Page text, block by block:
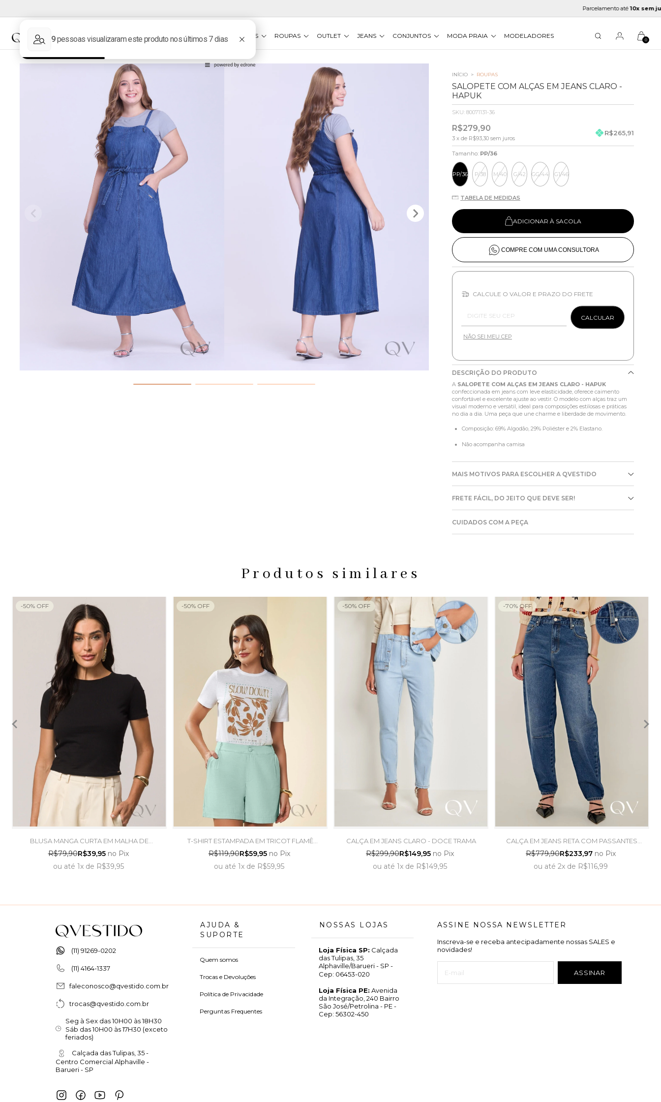
Parcelamento até10x sem juros
NOVIDADES MARCAS VESTIDOS ROUPAS OUTLET JEANS CONJUNTOS MODA PRAIA MODELADORES 0
INÍCIO > ROUPAS
SALOPETE COM ALÇAS EM JEANS CLARO -
HAPUK
SKU: 80071131-36
R$279,90
3 x de R$93,30 sem juros
R$265,91
Tamanho: PP/36
PP/36 P/38 M/40 G/42 GG/44 G1/46
TABELA DE MEDIDAS
ADICIONAR À SACOLA
COMPRE COM UMA CONSULTORA
CALCULE O VALOR E PRAZO DO FRETE
CALCULAR
NÃO SEI MEU CEP
DESCRIÇÃO DO PRODUTO
A SALOPETE COM ALÇAS EM JEANS CLARO - HAPUK
confeccionada em jeans com leve elasticidade, oferece caimento
confortável e excelente ajuste ao vestir. O modelo com alças traz um
visual moderno e versátil, ideal para composições estilosas e práticas
no dia a dia. Uma peça que une charme e liberdade de movimento.
Composição: 69% Algodão, 29% Poliéster e 2% Elastano.
Não acompanha camisa
MAIS MOTIVOS PARA ESCOLHER A QVESTIDO
FRETE FÁCIL, DO JEITO QUE DEVE SER!
CUIDADOS COM A PEÇA
Produtos similares
BLUSA MANGA CURTA EM MALHA DE
ALGODÃO PRETO - DOCE TRAMA
R$79,90R$39,95 no Pix
ou até 1xde R$39,95
-50% OFF
T-SHIRT ESTAMPADA EM TRICOT FLAMÊ
BRANCO - DOCE TRAMA
R$119,90R$59,95 no Pix
ou até 1x de R$59,95
-50% OFF
CALÇA EM JEANS CLARO - DOCE TRAMA
R$299,90R$149,95 no Pix
ou até 1x de R$149,95
-50% OFF
CALÇA EM JEANS RETA COM PASSANTES
AZUL - LINDA DE MORRER
R$779,90R$233,97 no Pix
ou até 2x de R$116,99
-70% OFF
(11) 91269-0202
(11) 4164-1337
faleconosco@qvestido.com.br
trocas@qvestido.com.br
Seg à Sex das 10H00 às 18H30
Sáb das 10H00 às 17H30 (exceto
feriados)
Calçada das Tulipas, 35 -
Centro Comercial Alphaville -
Barueri - SP
AJUDA &
SUPORTE
Quem somos
Trocas e Devoluções
Política de Privacidade
Perguntas Frequentes
NOSSAS LOJAS
Loja Física SP: Calçada
das Tulipas, 35
Alphaville/Barueri - SP -
Cep: 06453-020
Loja Física PE: Avenida
da Integração, 240 Bairro
São José/Petrolina - PE -
Cep: 56302-450
ASSINE NOSSA NEWSLETTER
Inscreva-se e receba antecipadamente nossas SALES e
novidades!